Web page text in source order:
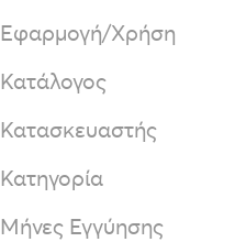
Εφαρμογή/Χρήση
Κατάλογος
Κατασκευαστής
Κατηγορία
Μήνες Εγγύησης